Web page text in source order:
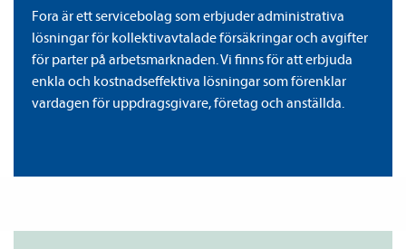
Fora är ett servicebolag som erbjuder administrativa
lösningar för kollektiv­avtalade försäkringar och avgifter
för parter på arbetsmarknaden. Vi finns för att erbjuda
enkla och kostnadseffektiva lösningar som förenklar
vardagen för uppdragsgivare, företag och anställda.